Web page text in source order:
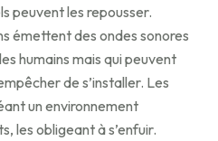
peuvent les repousser.
émettent des ondes sonores
humains mais qui peuvent
de s’installer. Les
un environnement
les obligeant à s’enfuir.